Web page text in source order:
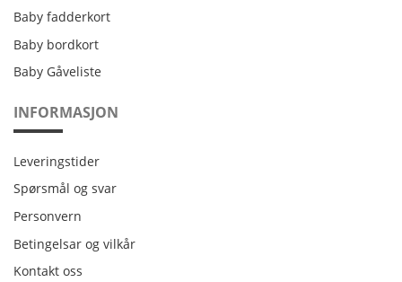
Baby fadderkort
Baby bordkort
Baby Gåveliste
INFORMASJON
Leveringstider
Leveringstider
Spørsmål og svar
Personvern
Personvern
Betingelsar og vilkår
Betingelsar og vilkår
Kontakt oss
Kontakt oss